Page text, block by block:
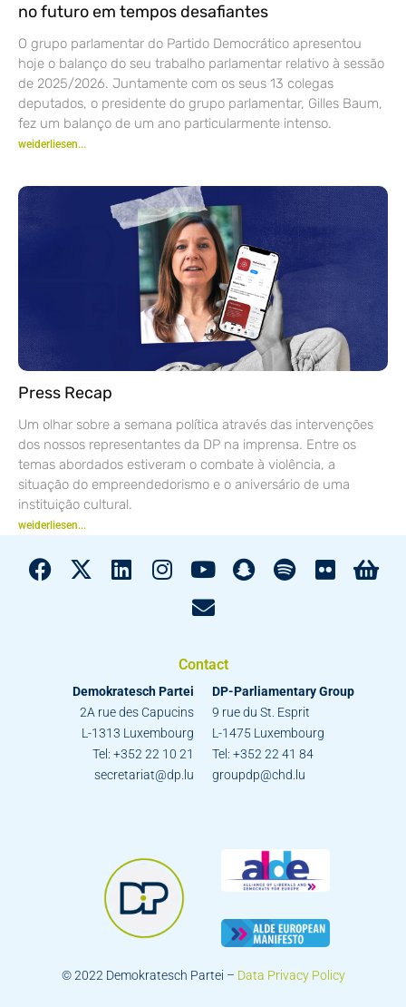
no futuro em tempos desafiantes
O grupo parlamentar do Partido Democrático apresentou
hoje o balanço do seu trabalho parlamentar relativo à sessão
de 2025/2026. Juntamente com os seus 13 colegas
deputados, o presidente do grupo parlamentar, Gilles Baum,
fez um balanço de um ano particularmente intenso.
weiderliesen...
Press Recap
Um olhar sobre a semana política através das intervenções
dos nossos representantes da DP na imprensa. Entre os
temas abordados estiveram o combate à violência, a
situação do empreendedorismo e o aniversário de uma
instituição cultural.
weiderliesen...
Contact
Demokratesch Partei
2A rue des Capucins
L-1313 Luxembourg
Tel: +352 22 10 21
secretariat@dp.lu
DP-Parliamentary Group
9 rue du St. Esprit
L-1475 Luxembourg
Tel: +352 22 41 84
groupdp@chd.lu
© 2022 Demokratesch Partei – Data Privacy Policy